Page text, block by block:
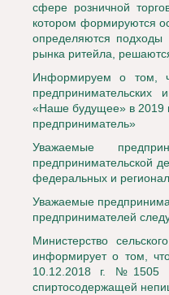
сфере розничной
котором формируются
определяются подходы
рынка ритейла,
Информируем о том,
«Наше будущее» в 2019
предприниматель»
Уважаемые
предпринимательской
федеральных и
Уважаемые
предпринимателей
Министерство
информирует о том,
10.12.2018 г. №1505
спиртосодержащей